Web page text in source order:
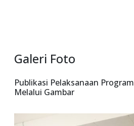
Galeri Foto
Publikasi Pelaksanaan Program
Melalui Gambar